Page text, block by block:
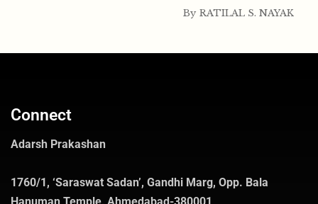
By RATILAL S. NAYAK
Connect
Adarsh Prakashan
1760/1, ‘Saraswat Sadan’, Gandhi Marg, Opp. Bala